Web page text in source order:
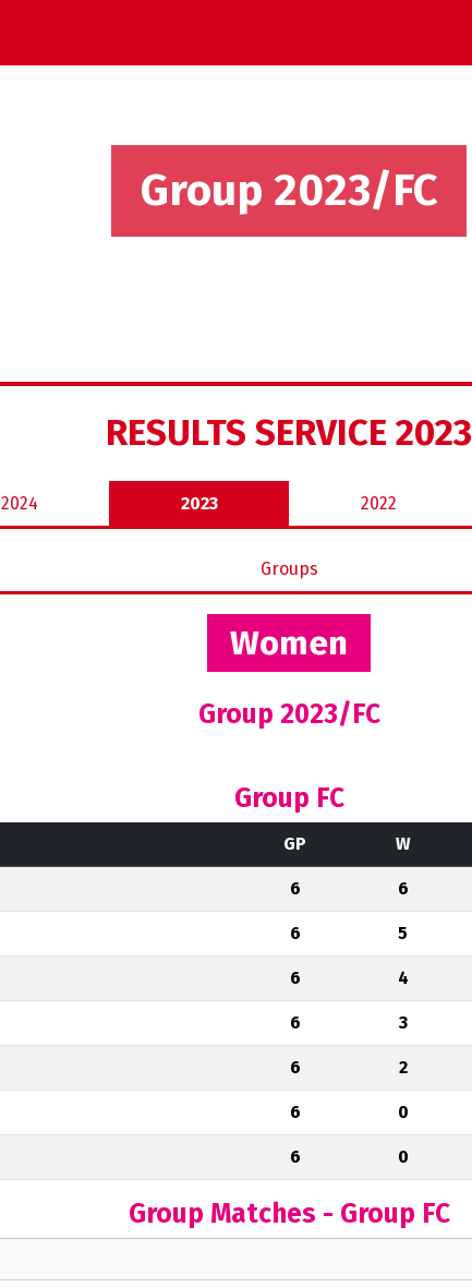
Group 2023/FC
RESULTS SERVICE 2023
2024 2023 2022
Groups
Women
Group 2023/FC
Group FC
GP W
6 6
6 5
6 4
6 3
6 2
6 0
6 0
Group Matches - Group FC